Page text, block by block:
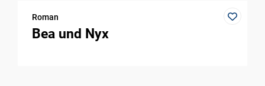
Roman
Bea und Nyx